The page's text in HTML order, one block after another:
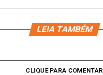
LEIA TAMBÉM
CLIQUE PARA COMENTAR